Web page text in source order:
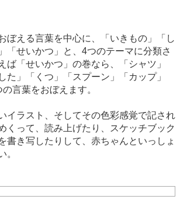
ぼえる言葉を中心に、「いきもの」「し
「せいかつ」と、4つのテーマに分類さ
ば「せいかつ」の巻なら、「シャツ」
た」「くつ」「スプーン」「カップ」
言葉をおぼえます。
イラスト、そしてその色彩感覚で記され
くって、読み上げたり、スケッチブック
書き写したりして、赤ちゃんといっしょ
。